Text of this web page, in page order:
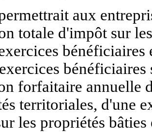
aux
totale d'impôt sur
forfaitaire annuelle
territoriales, d'une
les propriétés